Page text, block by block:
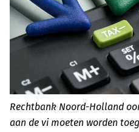
Rechtbank Noord-Holland
aan de vi moeten worden